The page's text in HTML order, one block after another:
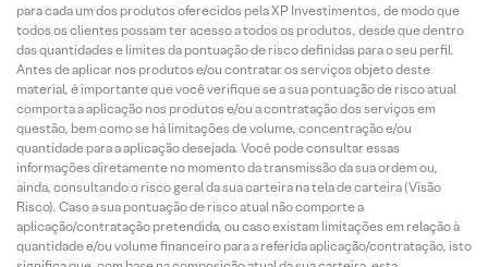
para cada um dos produtos oferecidos pela XP Investimentos, de modo que
todos os clientes possam ter acesso a todos os produtos, desde que dentro
das quantidades e limites da pontuação de risco definidas para o seu perfil.
Antes de aplicar nos produtos e/ou contratar os serviços objeto deste
material, é importante que você verifique se a sua pontuação de risco atual
comporta a aplicação nos produtos e/ou a contratação dos serviços em
questão, bem como se há limitações de volume, concentração e/ou
quantidade para a aplicação desejada. Você pode consultar essas
informações diretamente no momento da transmissão da sua ordem ou,
ainda, consultando o risco geral da sua carteira na tela de carteira (Visão
Risco). Caso a sua pontuação de risco atual não comporte a
aplicação/contratação pretendida, ou caso existam limitações em relação à
quantidade e/ou volume financeiro para a referida aplicação/contratação, isto